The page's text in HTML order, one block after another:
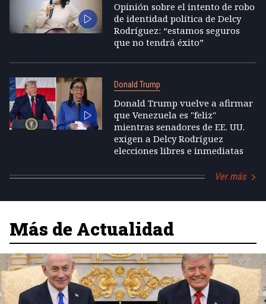
Opinión sobre el intento de robo
de identidad política de Delcy
Rodríguez: “estamos seguros
que no tendrá éxito”
Donald Trump
Donald Trump vuelve a afirmar
que Venezuela es "feliz"
mientras senadores de EE. UU.
exigen a Delcy Rodríguez
elecciones libres e inmediatas
Ver más
Más de Actualidad